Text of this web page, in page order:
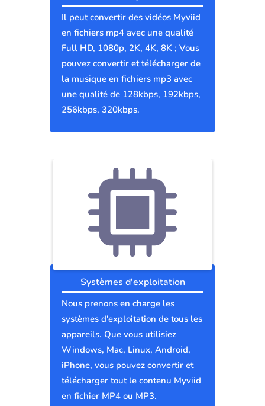
Il peut convertir des vidéos Myviid
en fichiers mp4 avec une qualité
Full HD, 1080p, 2K, 4K, 8K ; Vous
pouvez convertir et télécharger de
la musique en fichiers mp3 avec
une qualité de 128kbps, 192kbps,
256kbps, 320kbps.
Systèmes d'exploitation
Nous prenons en charge les
systèmes d'exploitation de tous les
appareils. Que vous utilisiez
Windows, Mac, Linux, Android,
iPhone, vous pouvez convertir et
télécharger tout le contenu Myviid
en fichier MP4 ou MP3.